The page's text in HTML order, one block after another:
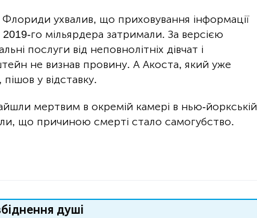
ухвалив, що приховування інформації
го мільярдера затримали. За версією
послуги від неповнолітніх дівчат і
не визнав провину. А Акоста, який уже
у відставку.
мертвим в окремій камері в нью-йоркській
що причиною смерті стало самогубство.
душі